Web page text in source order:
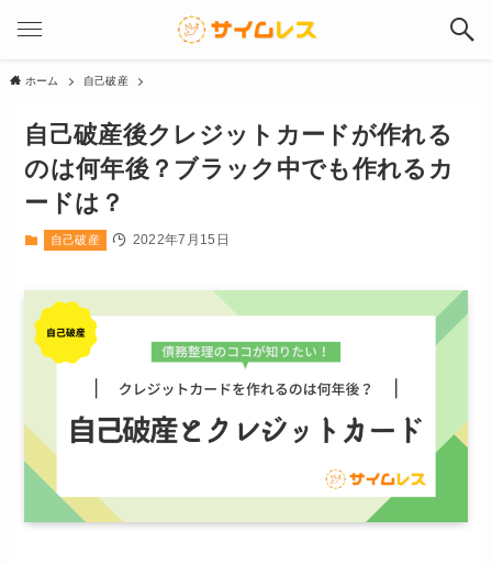
ホーム 自己破産
自己破産後クレジットカードが作れる
のは何年後？ブラック中でも作れるカ
ードは？
自己破産 2022年7月15日